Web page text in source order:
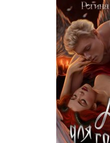
4.